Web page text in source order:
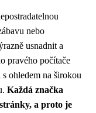
nebo
usnadnit a
pravého počítače
ohledem na širokou
Každá značka
a proto je